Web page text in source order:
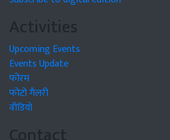
Activities
Upcoming Events
Events Update
फोरम
फोटो गैलरी
वीडियो